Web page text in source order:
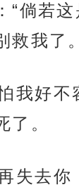
“倘若
救我了
好不
了。
失去你